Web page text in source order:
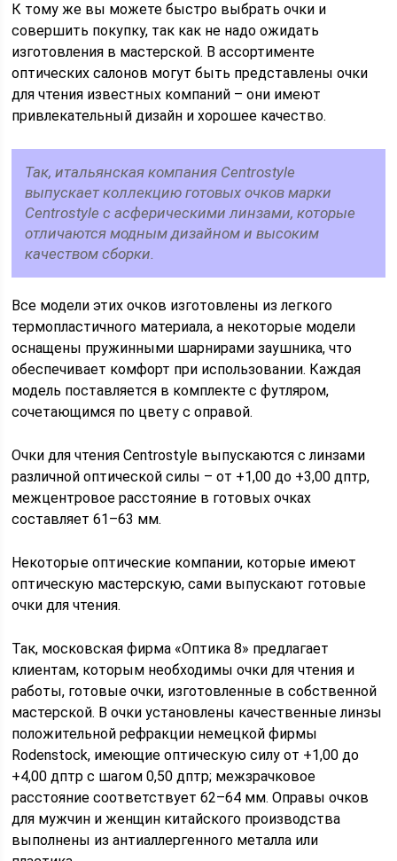
К тому же вы можете быстро выбрать очки и
совершить покупку, так как не надо ожидать
изготовления в мастерской. В ассортименте
оптических салонов могут быть представлены очки
для чтения известных компаний – они имеют
привлекательный дизайн и хорошее качество.
Так, итальянская компания Centrostyle
выпускает коллекцию готовых очков марки
Centrostyle с асферическими линзами, которые
отличаются модным дизайном и высоким
качеством сборки.
Все модели этих очков изготовлены из легкого
термопластичного материала, а некоторые модели
оснащены пружинными шарнирами заушника, что
обеспечивает комфорт при использовании. Каждая
модель поставляется в комплекте с футляром,
сочетающимся по цвету с оправой.
Очки для чтения Centrostyle выпускаются с линзами
различной оптической силы – от +1,00 до +3,00 дптр,
межцентровое расстояние в готовых очках
составляет 61–63 мм.
Некоторые оптические компании, которые имеют
оптическую мастерскую, сами выпускают готовые
очки для чтения.
Так, московская фирма «Оптика 8» предлагает
клиентам, которым необходимы очки для чтения и
работы, готовые очки, изготовленные в собственной
мастерской. В очки установлены качественные линзы
положительной рефракции немецкой фирмы
Rodenstock, имеющие оптическую силу от +1,00 до
+4,00 дптр с шагом 0,50 дптр; межзрачковое
расстояние соответствует 62–64 мм. Оправы очков
для мужчин и женщин китайского производства
выполнены из антиаллергенного металла или